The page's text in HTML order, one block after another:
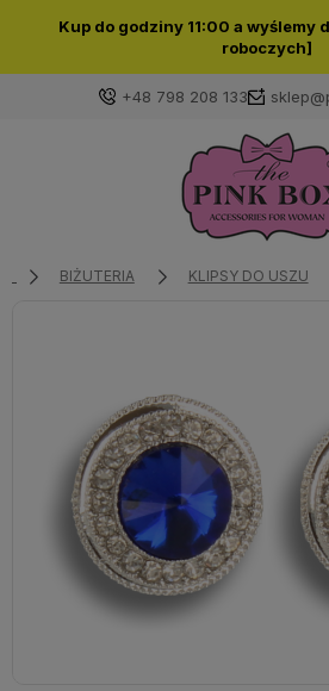
Kup do godziny 11:00 a wyślemy
roboczych]
+48 798 208 133
Zaloguj się
Wybierz coś dla siebie z naszej
zaloguj się, aby przywrócić
z poprzedniej
BIŻUTERIA KLIPSY DO USZU